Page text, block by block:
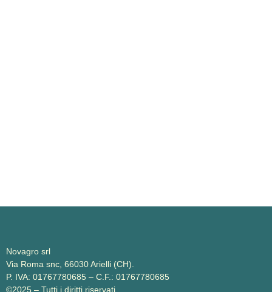
Novagro srl
Via Roma snc, 66030 Arielli (CH).
P. IVA: 01767780685 – C.F.: 01767780685
©2025 – Tutti i diritti riservati.